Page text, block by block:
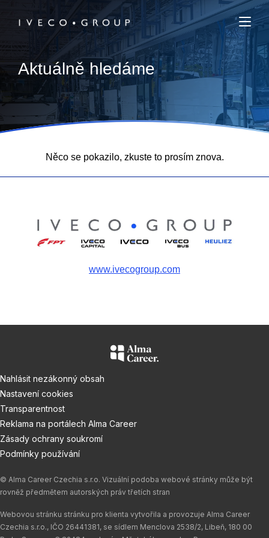
Aktuálně hledáme
Něco se pokazilo, zkuste to prosím znova.
www.ivecogroup.com
Nahlásit nezákonný obsah
Nastavení cookies
Transparentnost
Reklama na portálech Alma Career
Zásady ochrany soukromí
Podmínky používání
© Alma Career Czechia s.r.o. Vizuální podoba webové stránky může být
rovněž předmětem autorských práv třetích stran
Webovou stránku stránku pro klienta vytvořila a provozuje Alma Career
Czechia s.r.o., IČO 26441381, se sídlem Menclova 2538/2, Libeň, 180 00